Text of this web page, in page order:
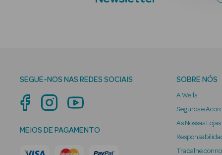
SEGUE-NOS NAS REDES SOCIAIS
MEIOS DE PAGAMENTO
SOBRE NÓS
A Wells
Seguros e
As Nossas Lojas
Trabalhe